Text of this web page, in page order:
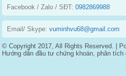
Facebook / Zalo / SĐT:0982869988
Email/ Skype:vuminhvu68@gmail.com
© Copyright 2017, All Rights Reserved. |
Hướng dẫn đầu tư chứng khoán, phân